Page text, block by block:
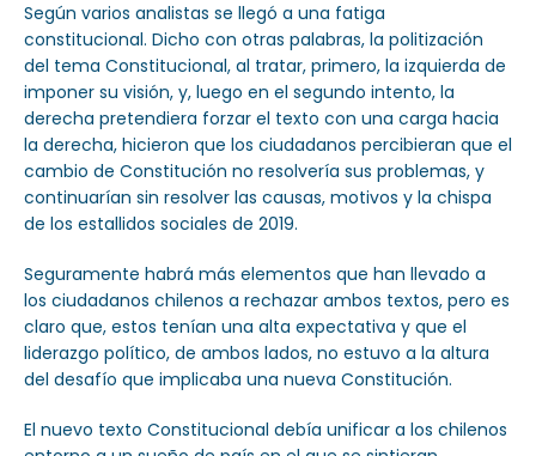
Según varios analistas se llegó a una fatiga
constitucional. Dicho con otras palabras, la politización
del tema Constitucional, al tratar, primero, la izquierda de
imponer su visión, y, luego en el segundo intento, la
derecha pretendiera forzar el texto con una carga hacia
la derecha, hicieron que los ciudadanos percibieran que el
cambio de Constitución no resolvería sus problemas, y
continuarían sin resolver las causas, motivos y la chispa
de los estallidos sociales de 2019.
Seguramente habrá más elementos que han llevado a
los ciudadanos chilenos a rechazar ambos textos, pero es
claro que, estos tenían una alta expectativa y que el
liderazgo político, de ambos lados, no estuvo a la altura
del desafío que implicaba una nueva Constitución.
El nuevo texto Constitucional debía unificar a los chilenos